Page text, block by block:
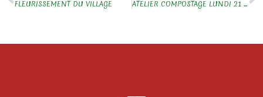
FLEURISSEMENT DU VILLAGE ATELIER COMPOSTAGE LUNDI 21 NOVEMBRE